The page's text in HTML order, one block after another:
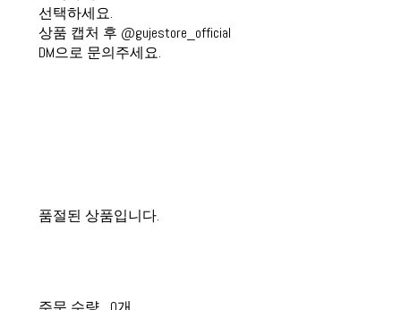
선택하세요.
상품 캡처 후 @gujestore_official
DM으로 문의주세요.
품절된 상품입니다.